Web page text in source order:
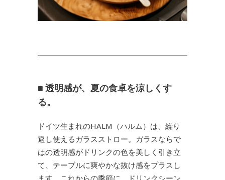
■ 透明感が、夏の食卓を涼しくす
る。
ドイツ生まれのHALM（ハルム）は、繰り
返し使えるガラスストロー。ガラスならで
はの透明感がドリンクの色を美しく引き立
て、テーブルに爽やかな抜け感をプラスし